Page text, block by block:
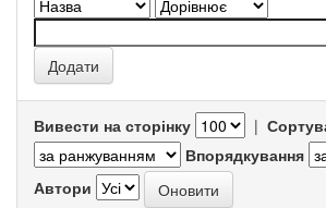
Вивести на сторінку |
Впорядкування
Автори